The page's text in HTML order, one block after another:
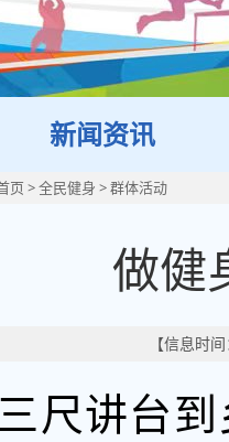
新闻资讯
页 >全民健身 >群体活动
做健
【信息时
尺讲台